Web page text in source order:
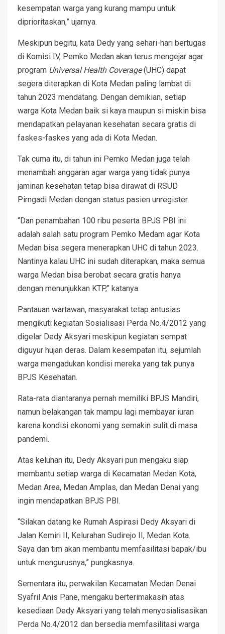
kesempatan warga yang kurang mampu untuk
diprioritaskan,” ujarnya.
Meskipun begitu, kata Dedy yang sehari-hari bertugas
di Komisi IV, Pemko Medan akan terus mengejar agar
program Universal Health Coverage(UHC) dapat
segera diterapkan di Kota Medan paling lambat di
tahun 2023 mendatang. Dengan demikian, setiap
warga Kota Medan baik si kaya maupun si miskin bisa
mendapatkan pelayanan kesehatan secara gratis di
faskes-faskes yang ada di Kota Medan.
Tak cuma itu, di tahun ini Pemko Medan juga telah
menambah anggaran agar warga yang tidak punya
jaminan kesehatan tetap bisa dirawat di RSUD
Pirngadi Medan dengan status pasien unregister.
“Dan penambahan 100 ribu peserta BPJS PBI ini
adalah salah satu program Pemko Medam agar Kota
Medan bisa segera menerapkan UHC di tahun 2023.
Nantinya kalau UHC ini sudah diterapkan, maka semua
warga Medan bisa berobat secara gratis hanya
dengan menunjukkan KTP,” katanya.
Pantauan wartawan, masyarakat tetap antusias
mengikuti kegiatan Sosialisasi Perda No.4/2012 yang
digelar Dedy Aksyari meskipun kegiatan sempat
diguyur hujan deras. Dalam kesempatan itu, sejumlah
warga mengadukan kondisi mereka yang tak punya
BPJS Kesehatan.
Rata-rata diantaranya pernah memiliki BPJS Mandiri,
namun belakangan tak mampu lagi membayar iuran
karena kondisi ekonomi yang semakin sulit di masa
pandemi.
Atas keluhan itu, Dedy Aksyari pun mengaku siap
membantu setiap warga di Kecamatan Medan Kota,
Medan Area, Medan Amplas, dan Medan Denai yang
ingin mendapatkan BPJS PBI.
“Silakan datang ke Rumah Aspirasi Dedy Aksyari di
Jalan Kemiri II, Kelurahan Sudirejo II, Medan Kota.
Saya dan tim akan membantu memfasilitasi bapak/ibu
untuk mengurusnya,” pungkasnya.
Sementara itu, perwakilan Kecamatan Medan Denai
Syafril Anis Pane, mengaku berterimakasih atas
kesediaan Dedy Aksyari yang telah menyosialisasikan
Perda No.4/2012 dan bersedia memfasilitasi warga